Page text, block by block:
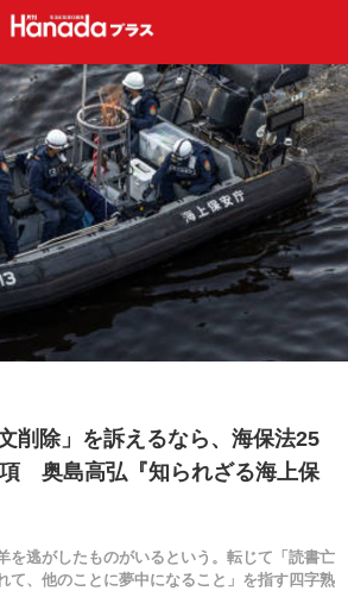
削除」を訴えるなら、海保法25
奥島高弘『知られざる海上保
を逃がしたものがいるという。転じて「読書亡
て、他のことに夢中になること」を指す四字熟